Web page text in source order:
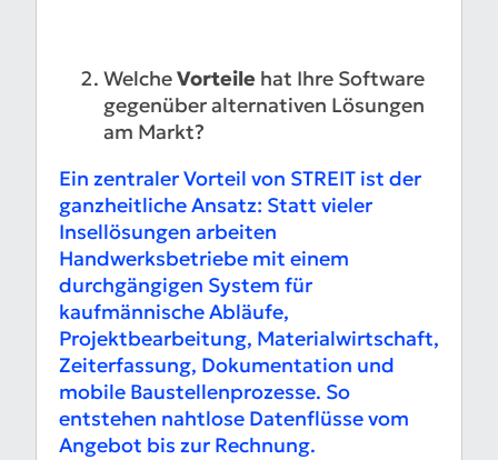
WelcheVorteile hat Ihre Software
gegenüber alternativen Lösungen
am Markt?
Ein zentraler Vorteil von STREIT ist der
ganzheitliche Ansatz: Statt vieler
Insellösungen arbeiten
Handwerksbetriebe mit einem
durchgängigen System für
kaufmännische Abläufe,
Projektbearbeitung, Materialwirtschaft,
Zeiterfassung, Dokumentation und
mobile Baustellenprozesse. So
entstehen nahtlose Datenflüsse vom
Angebot bis zur Rechnung.